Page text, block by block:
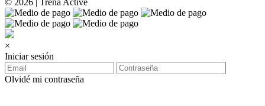
© 2026 | Trena Active
×
Iniciar sesión
Olvidé mi contraseña